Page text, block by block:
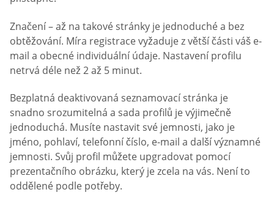
Značení – až na takové stránky je jednoduché a bez
obtěžování. Míra registrace vyžaduje z větší části váš e-
mail a obecné individuální údaje. Nastavení profilu
netrvá déle než 2 až 5 minut.
Bezplatná deaktivovaná seznamovací stránka je
snadno srozumitelná a sada profilů je výjimečně
jednoduchá. Musíte nastavit své jemnosti, jako je
jméno, pohlaví, telefonní číslo, e-mail a další významné
jemnosti. Svůj profil můžete upgradovat pomocí
prezentačního obrázku, který je zcela na vás. Není to
oddělené podle potřeby.